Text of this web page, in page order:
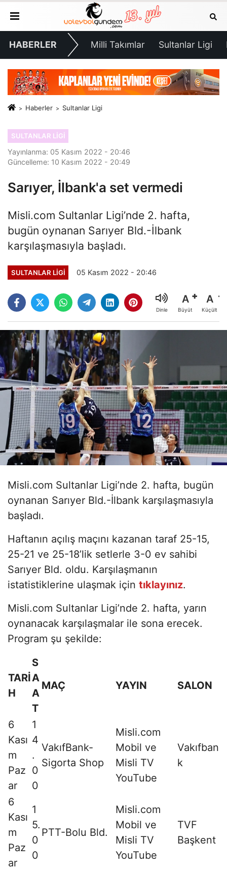
HABERLER Milli Takımlar Sultanlar Ligi
Haberler Sultanlar Ligi
SULTANLAR LIGI
Yayınlanma: 05 Kasım 2022 - 20:46
Güncelleme: 10 Kasım 2022 - 20:49
Sarıyer, İlbank'a set vermedi
Misli.com Sultanlar Ligi’nde 2. hafta,
bugün oynanan Sarıyer Bld.-İlbank
karşılaşmasıyla başladı.
SULTANLAR LIGI 05 Kasım 2022 - 20:46
Dinle
A
Büyüt
A
Küçült
Misli.com Sultanlar Ligi’nde 2. hafta, bugün
oynanan Sarıyer Bld.-İlbank karşılaşmasıyla
başladı.
Haftanın açılış maçını kazanan taraf 25-15,
25-21 ve 25-18’lik setlerle 3-0 ev sahibi
Sarıyer Bld. oldu. Karşılaşmanın
istatistiklerine ulaşmak için tıklayınız.
Misli.com Sultanlar Ligi’nde 2. hafta, yarın
oynanacak karşılaşmalar ile sona erecek.
Program şu şekilde:
TARİ
H
S
A
A
T
MAÇ YAYIN SALON
6
Kası
m
Paz
ar
1
4
.
0
0
VakıfBank-
Sigorta Shop
Misli.com
Mobil ve
Misli TV
YouTube
Vakıfban
k
6
Kası
m
Paz
ar
1
5.
0
0
PTT-Bolu Bld.
Misli.com
Mobil ve
Misli TV
YouTube
TVF
Başkent